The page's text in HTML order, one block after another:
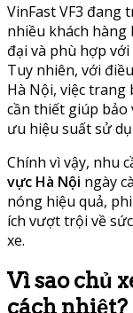
VinFast VF3 đang
nhiều khách
đại và phù hợp
Tuy nhiên, với
Hà Nội, việc trang
cần thiết giúp
ưu hiệu suất sử
Chính vì vậy, nhu
vực Hà Nội ngày
nóng hiệu quả,
ích vượt trội về
xe.
Vì sao chủ
cách nhiệt?